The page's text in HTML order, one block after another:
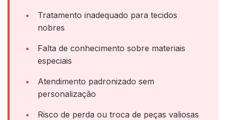
Tratamento inadequado para tecidos
nobres
Falta de conhecimento sobre materiais
especiais
Atendimento padronizado sem
personalização
Risco de perda ou troca de peças valiosas